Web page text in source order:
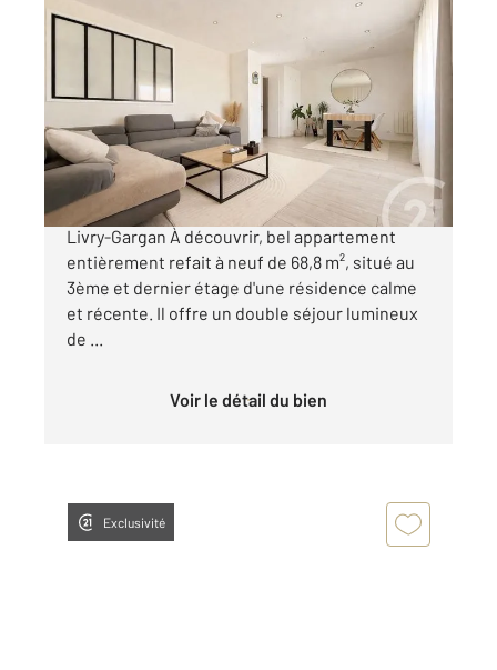
LIVRY GARGAN 93
2 , 3 pièces
Ref : 22227
Appartement F3 à vendre
210 000 €
Appartement 3 pièces 68,8 m² Dernier étage
Livry-Gargan À découvrir, bel appartement
entièrement refait à neuf de 68,8 m², situé au
3ème et dernier étage d'une résidence calme
et récente. Il offre un double séjour lumineux
de ...
Voir le détail du bien
Exclusivité